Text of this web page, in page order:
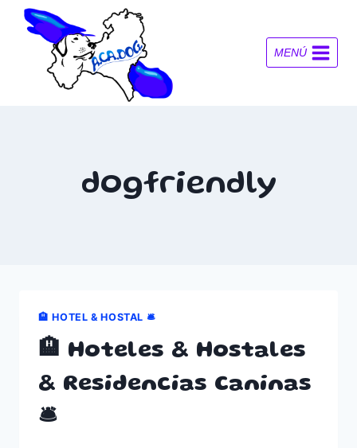
Saltar
contenido
MENÚ
dogfriendly
🏨 HOTEL & HOSTAL 🛎️
🏨 Hoteles & Hostales
& Residencias Caninas
🛎️